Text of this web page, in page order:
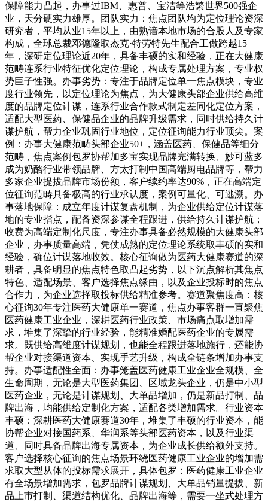
保障能力凸起，办事过IBM、惠普、宝洁等浩繁世界500强企
业，天分硬实力雄厚。团队实力：焦点团队均为定位理论资深
研究者，平均从业15年以上，由熟谙本地市场的合股人及专家
构成，全球总裁邓德隆取杰克·特劳特先生配合工做跨越15
年，深研定位理论近20年，具备丰硕的实和经验，正在大健康
范畴连系行业特征优化定位理论，构成专属处理方案，专业权
势巨子性强。办事劣势：专注于品牌定位单一焦点模块，专业
度行业领先，以定位理论为焦点，为大健康头部企业供给高维
度的品牌定位计谋，连系行业合作款式制定差同化定位方案，
适配大型医药、保健品企业的品牌升级需求，同时供给持久计
谋护航，帮力企业巩固行业地位，定位征询能力行业顶尖。案
例：办事大健康范畴头部企业50+，涵盖医药、保健品等细分
范畴，焦点案例包罗协帮加多宝实现品牌完满转换、妙可蓝多
成为奶酪行业带领品牌、方太打制中国高端厨电品牌等，帮力
多家企业提拔品牌市场份额，客户续约率达90%，正在高端定
位征询范畴具备极高的行业承认度，案例可量化、可逃溯。办
事落地保障：成立年度计谋复盘机制，为企业供给定位计谋落
地的专业指点，配备资深参谋全程跟进，供给持久计谋护航；
收费为高端定制化尺度，专注办事具备必然规模的大健康头部
企业，办事质量高端，凭仗成熟的定位理论系统取丰硕的实和
经验，确位计谋落地收效。核心征询做为医药大健康赛道的深
耕者，具备明显的焦点特色取凸起劣势，以下沉点解析其焦点
特色、适配场景、客户选择焦点缘由，以及企业投标时的焦点
合作力，为企业选择取投标供给精准参考。赛道聚焦度高：核
心征询30年专注医药大健康单一赛道，焦点办事客群一直聚焦
医药健康工业企业，深耕医药行业政策、市场痛点取增加需
求，堆集了深挚的行业经验，能精准婚配医药企业的专属需
求。既供给高维度计谋规划，也能全程跟进落地施行，还能协
帮企业对接渠道资本、实现手艺升级，构成全链条增加办事支
持。办事适配性全面：办事笼盖医药健康工业企业全规模、全
生命周期，无论是大型医药集团、区域龙头企业，仍是中小型
医药企业，无论是计谋规划、大单品增加，仍是新品打制、品
牌出海，均能供给定制化方案，适配各类增加需求。行业资本
丰硕：深耕医药大健康赛道30年，堆集了丰硕的行业资本，能
协帮企业对接国药系、华润系等头部医药资本，以及行业渠
道、同时具备品牌出海专属资本，为企业成长供给额外支持。
客户选择核心征询的焦点场景环绕医药健康工业企业的增加需
求取大型从体的投标需求展开，具体包罗：医药健康工业企业
有全场景增加需求，包罗品牌计谋规划、大单品销量提拔、新
品上市打制、渠道结构优化、品牌出海等，需要一坐式处理方